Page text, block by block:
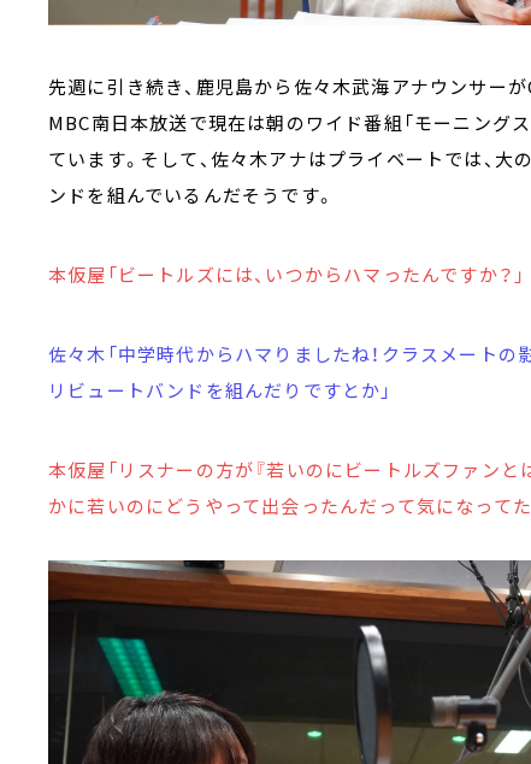
先週に引き続き、鹿児島から佐々木武海アナウンサーが
MBC南日本放送で現在は朝のワイド番組「モーニング
ています。そして、佐々木アナはプライベートでは、
ンドを組んでいるんだそうです。
本仮屋「ビートルズには、いつからハマったんですか？」
佐々木「中学時代からハマりましたね！クラスメート
リビュートバンドを組んだりですとか」
本仮屋「リスナーの方が『若いのにビートルズファンと
かに若いのにどうやって出会ったんだって気になってた